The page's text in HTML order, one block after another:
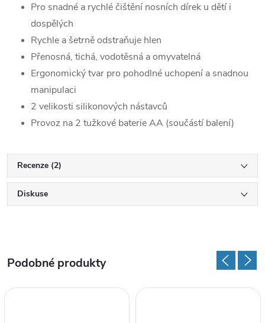
Pro snadné a rychlé čištění nosních dírek u dětí i
dospělých
Rychle a šetrně odstraňuje hlen
Přenosná, tichá, vodotěsná a omyvatelná
Ergonomický tvar pro pohodlné uchopení a snadnou
manipulaci
2 velikosti silikonových nástavců
Provoz na 2 tužkové baterie AA (součástí balení)
Recenze (2)
Diskuse